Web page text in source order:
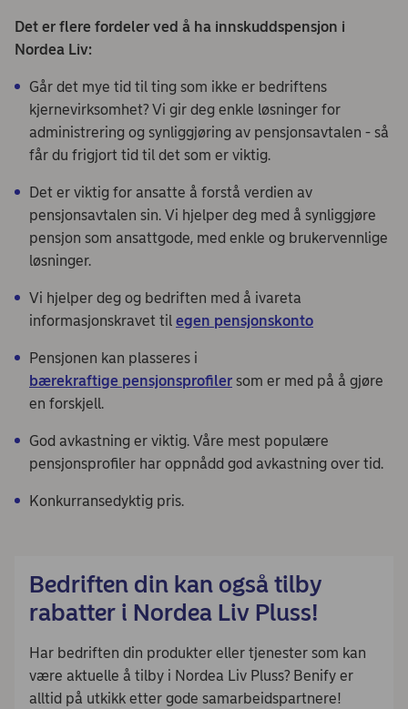
Det er flere fordeler ved å ha innskuddspensjon i
Nordea Liv:
Går det mye tid til ting som ikke er bedriftens
kjernevirksomhet? Vi gir deg enkle løsninger for
administrering og synliggjøring av pensjonsavtalen - så
får du frigjort tid til det som er viktig.
Det er viktig for ansatte å forstå verdien av
pensjonsavtalen sin. Vi hjelper deg med å synliggjøre
pensjon som ansattgode, med enkle og brukervennlige
løsninger.
Vi hjelper deg og bedriften med å ivareta
informasjonskravet til egen pensjonskonto
Pensjonen kan plasseres i
bærekraftige pensjonsprofiler som er med på å gjøre
en forskjell.
God avkastning er viktig. Våre mest populære
pensjonsprofiler har oppnådd god avkastning over tid.
Konkurransedyktig pris.
Bedriften din kan også tilby
rabatter i Nordea Liv Pluss!
Har bedriften din produkter eller tjenester som kan
være aktuelle å tilby i Nordea Liv Pluss? Benify er
alltid på utkikk etter gode samarbeidspartnere!